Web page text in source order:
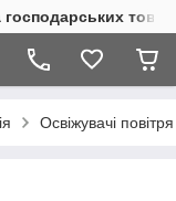
Освіжувачі повітря